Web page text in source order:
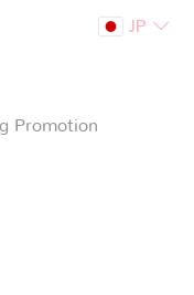
JP
Promotion